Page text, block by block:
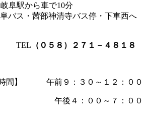
車で10分
神清寺バス停・下車西へ
（０５８）２７１－４８１８
前９：３０～１２：００
００～７：００